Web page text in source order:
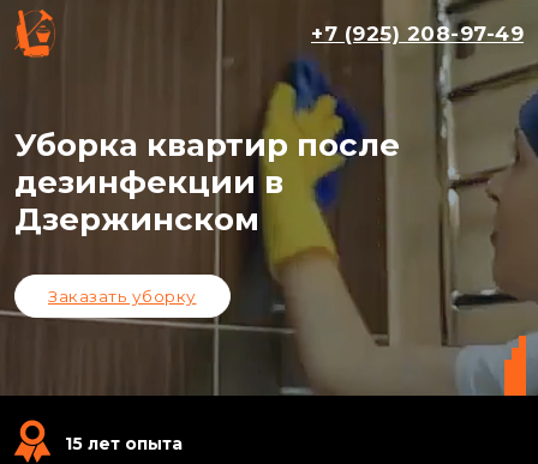
+7 (925) 208-97-49
Уборка квартир после
дезинфекции в
Дзержинском
Заказать уборку
15 лет опыта